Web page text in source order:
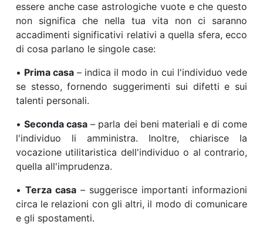
essere anche case astrologiche vuote e che questo
non significa che nella tua vita non ci saranno
accadimenti significativi relativi a quella sfera, ecco
di cosa parlano le singole case:
• Prima casa – indica il modo in cui l'individuo vede
se stesso, fornendo suggerimenti sui difetti e sui
talenti personali.
•Seconda casa – parla dei beni materiali e di come
l'individuo li amministra. Inoltre, chiarisce la
vocazione utilitaristica dell'individuo o al contrario,
quella all'imprudenza.
• Terza casa – suggerisce importanti informazioni
circa le relazioni con gli altri, il modo di comunicare
e gli spostamenti.